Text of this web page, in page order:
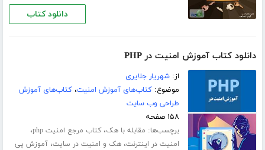
دانلود کتاب
دانلود کتاب آموزش امنیت در PHP
از:شهریار جلایری
موضوع:کتاب‌های آموزش امنیت،کتاب‌های آموزش
طراحی وب سایت
۱۵۸ صفحه
برچسب‌ها: مقابله با هک،کتاب مرجع امنیت php ،
امنیت در اینترنت،هک و امنیت در سایت،آموزش پی